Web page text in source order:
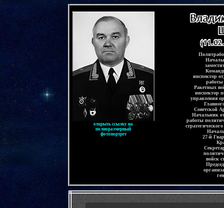
открыть ссылку на
полноразмерный
фотопортрет
инспектор
работы
Ракетных
инспектор
управления
Советской
Начальник
работы
27-й
войск